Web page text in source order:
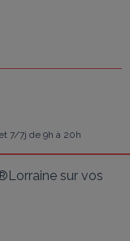
7/7j de 9h à 20h
sur vos